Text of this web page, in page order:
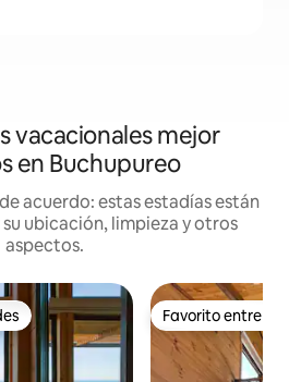
vacacionales mejor
en Buchupureo
acuerdo: estas estadías están
ubicación, limpieza y otros
aspectos.
Favorito entre
Favorito entre